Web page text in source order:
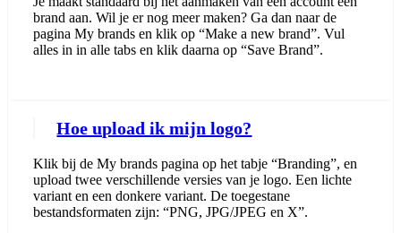
brand aan. Wil je er nog meer maken? Ga dan naar de
pagina My brands en klik op “Make a new brand”. Vul
alles in in alle tabs en klik daarna op “Save Brand”.
Hoe upload ik mijn logo?
Klik bij de My brands pagina op het tabje “Branding”, en
upload twee verschillende versies van je logo. Een lichte
variant en een donkere variant. De toegestane
bestandsformaten zijn: “PNG, JPG/JPEG en X”.